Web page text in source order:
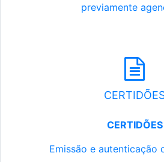
previamente
CERTIDÕES
Emissão e autenticação